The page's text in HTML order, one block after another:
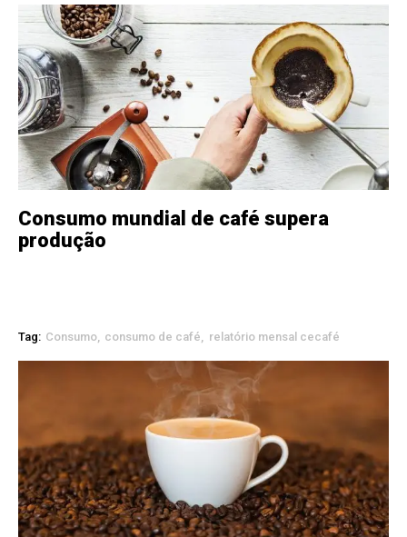
Consumo mundial de café supera
produção
Tag: Consumo consumo de café relatório mensal cecafé